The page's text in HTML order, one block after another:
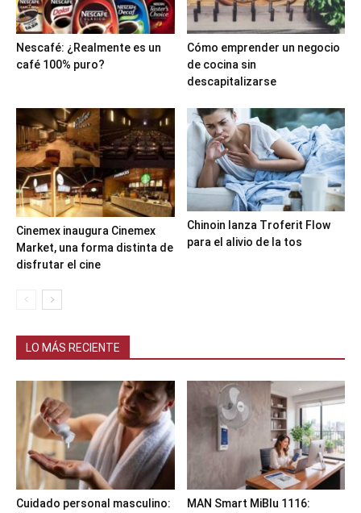
Nescafé: ¿Realmente es un
café 100% puro?
Cómo emprender un negocio
de cocina sin
descapitalizarse
Cinemex inaugura Cinemex
Market, una forma distinta de
disfrutar el cine
Chinoin lanza Troferit Flow
para el alivio de la tos
LO MÁS RECIENTE
Cuidado personal masculino:
MAN Smart MiBlu 1116: